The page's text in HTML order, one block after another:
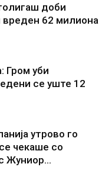
доби
вреден 62 милиона
Гром уби
се уште 12
утрово го
чекаше со
Жуниор...